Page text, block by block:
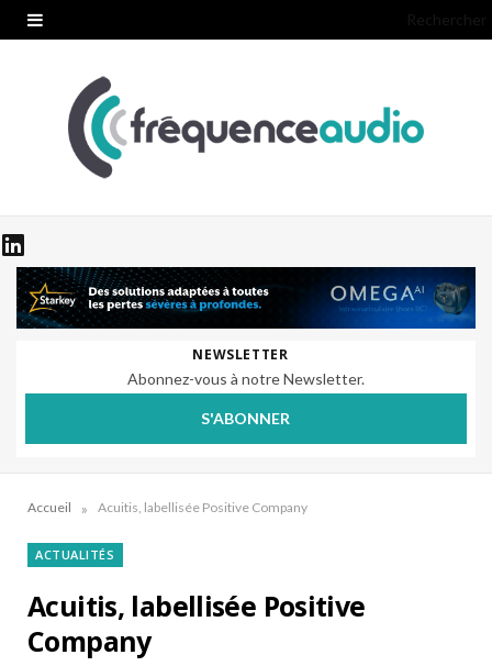
NEWSLETTER
Abonnez-vous à notre Newsletter.
S'ABONNER
Accueil » Acuitis, labellisée Positive Company
ACTUALITÉS
Acuitis, labellisée Positive
Company